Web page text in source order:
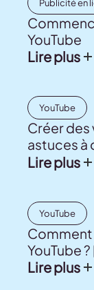
Publicité en
YouTube
Lire plus
YouTube
Créer des
astuces à
Lire plus
YouTube
Comment
YouTube
Lire plus